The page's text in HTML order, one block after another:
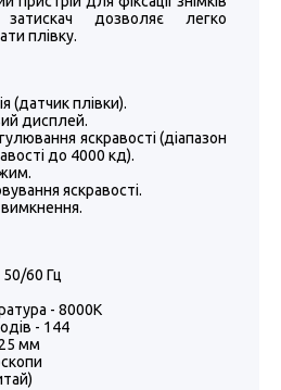
дозволяє легко
плівку.
(датчик плівки).
дисплей.
яскравості (діапазон
до 4000 кд).
яскравості.
60 Гц
- 8000К
- 144
мм